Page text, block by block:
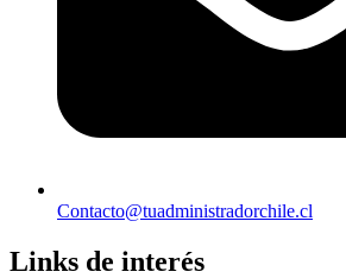
Contacto@tuadministradorchile.cl
Links de interés